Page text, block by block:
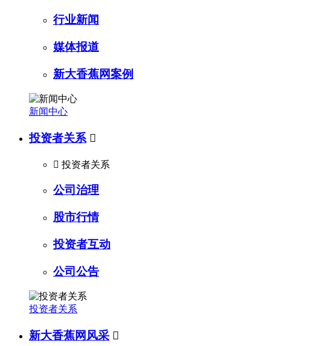
行业新闻
媒体报道
新大香蕉网案例
新闻中心
投资者关系 
 投资者关系
公司治理
股市行情
投资者互动
公司公告
投资者关系
新大香蕉网风采 